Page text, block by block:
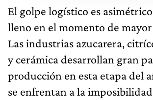
El golpe logístico es
lleno en el momento de
Las industrias azucarera,
y cerámica desarrollan gran
producción en esta etapa del
se enfrentan a la